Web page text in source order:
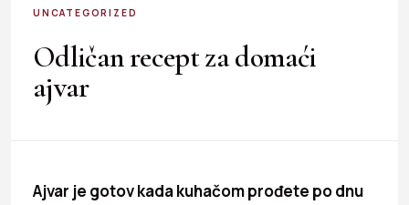
UNCATEGORIZED
Odličan recept za domaći
ajvar
Ajvar je gotov kada kuhačom prođete po dnu